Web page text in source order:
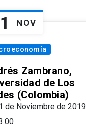
NOV
Zambrano,
de Los
(Colombia)
de Noviembre de 2019